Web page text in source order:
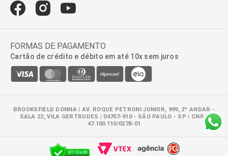
FORMAS DE PAGAMENTO
Cartão de crédito e débito em até 10x sem juros
BROOKSFIELD DONNA | AV. ROQUE PETRONI JUNIOR, 999, 2º ANDAR -
SALA 22, VILA GERTRUDES | 04707-910 - SÃO PAULO - SP | CNPJ:
47.100.110/0278-01